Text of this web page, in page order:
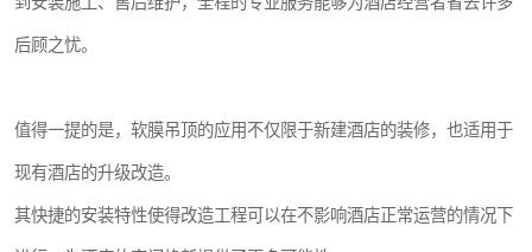
后顾之忧。
值得一提的是，软膜吊顶的应用不仅限于新建酒店的装修，也适用于
现有酒店的升级改造。
其快捷的安装特性使得改造工程可以在不影响酒店正常运营的情况下